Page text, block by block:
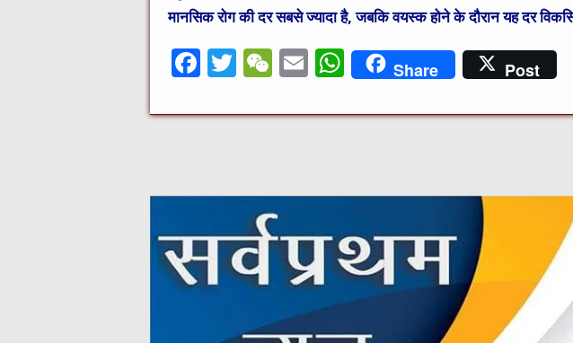
मानसिक रोग की दर सबसे ज्यादा है, जबकि वयस्क होने के दौरान यह दर
F
c
o
o
k
T
it
W
C
E
ai
W
at
p
p
Share Post